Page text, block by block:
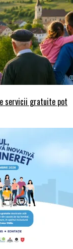
servicii gratuite pot